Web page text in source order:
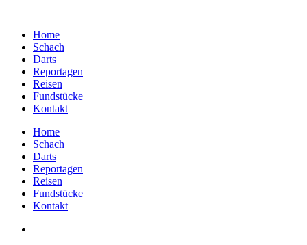
Home
Schach
Darts
Reportagen
Reisen
Fundstücke
Kontakt
Home
Schach
Darts
Reportagen
Reisen
Fundstücke
Kontakt